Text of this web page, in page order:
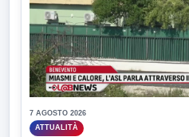
7 AGOSTO 2026
ATTUALITÀ